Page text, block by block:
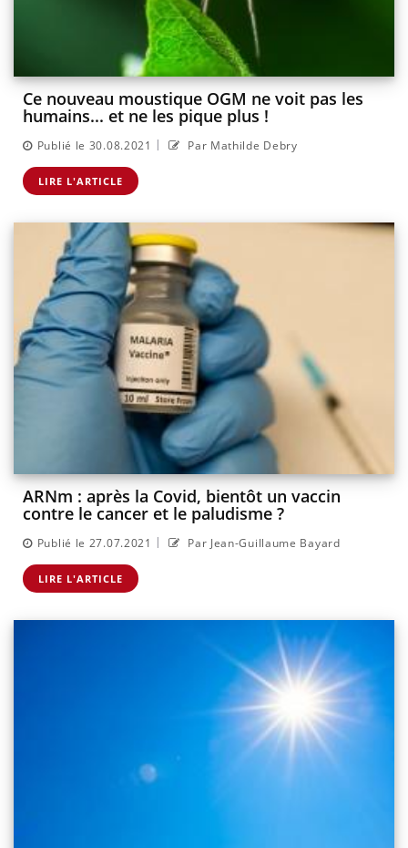
Ce nouveau moustique OGM ne voit pas les
humains... et ne les pique plus !
Publié le 30.08.2021 | Par Mathilde Debry
LIRE L'ARTICLE
ARNm : après la Covid, bientôt un vaccin
contre le cancer et le paludisme ?
Publié le 27.07.2021 | Par Jean-Guillaume Bayard
LIRE L'ARTICLE